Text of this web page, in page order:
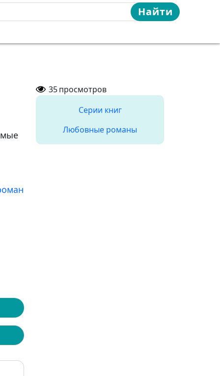
Найти
35просмотров
Серии книг
Любовные романы